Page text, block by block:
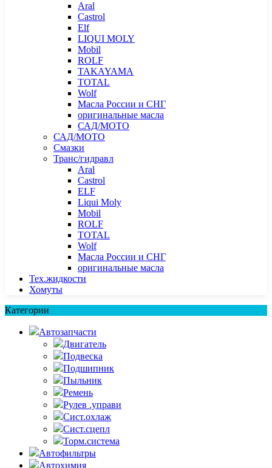
Aral
Castrol
Elf
LIQUI MOLY
Mobil
ROLF
TAKAYAMA
TOTAL
Wolf
Масла России и СНГ
оригинальные масла
САД/МОТО
САД/МОТО
Смазки
Транс/гидравл
Aral
Castrol
ELF
Liqui Moly
Mobil
ROLF
TOTAL
Wolf
Масла России и СНГ
оригинальные масла
Тех.жидкости
Хомуты
Категории
Автозапчасти
Двигатель
Подвеска
Подшипник
Пыльник
Ремень
Рулев .управи
Сист.охлаж
Сист.сцепл
Торм.система
Автофильтры
Автохимия